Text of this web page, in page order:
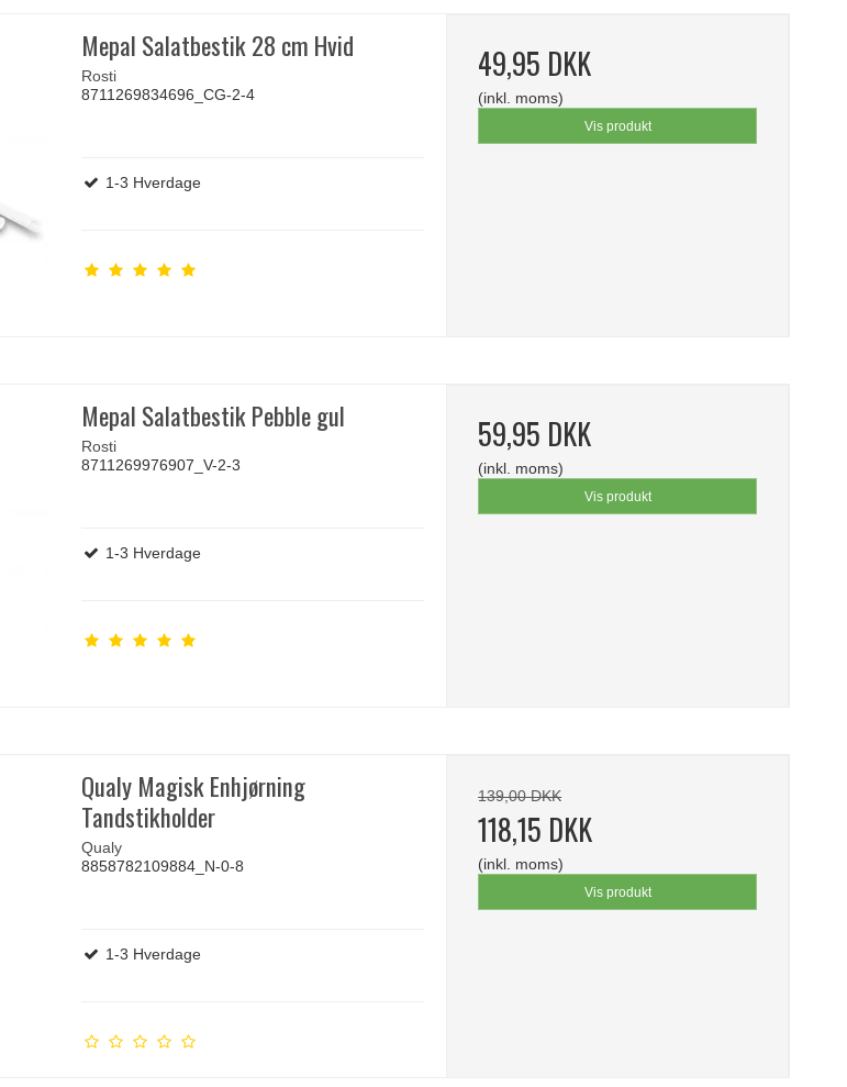
Mepal Salatbestik 28 cm Hvid
Rosti
8711269834696_CG-2-4
1-3 Hverdage
49,95 DKK
(inkl. moms)
Vis produkt
Mepal Salatbestik Pebble gul
Rosti
8711269976907_V-2-3
1-3 Hverdage
59,95 DKK
(inkl. moms)
Vis produkt
Qualy Magisk Enhjørning
Tandstikholder
Qualy
8858782109884_N-0-8
1-3 Hverdage
139,00 DKK
118,15 DKK
(inkl. moms)
Vis produkt